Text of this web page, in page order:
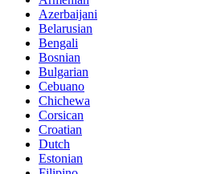
Azerbaijani
Belarusian
Bengali
Bosnian
Bulgarian
Cebuano
Chichewa
Corsican
Croatian
Dutch
Estonian